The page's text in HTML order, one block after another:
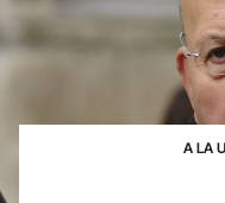
A LA